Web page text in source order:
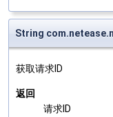
String
获取请求ID
返回
请求ID